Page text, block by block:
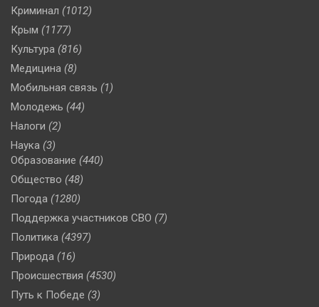
Криминал (1012)
Крым (1177)
Культура (816)
Медицина (8)
Мобильная связь (1)
Молодежь (44)
Налоги (2)
Наука (3)
Образование (440)
Общество (48)
Погода (1280)
Поддержка участников СВО (7)
Политика (4397)
Природа (16)
Происшествия (4530)
Путь к Победе (3)